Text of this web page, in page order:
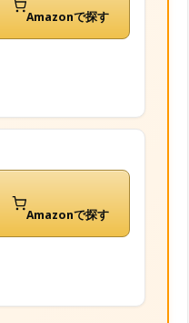
Amazonで探す
Amazonで探す